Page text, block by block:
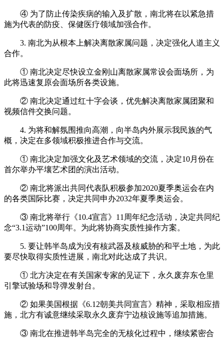
④ 为了防止传染疾病的输入及扩散，南北将在以紧急措
施为代表的防疫、保健医疗领域加强合作。
3. 南北为从根本上解决离散家属问题，决定强化人道主义
合作。
① 南北决定尽快设立金刚山离散家属常设会面场所，为
此将迅速复原会面场所各类设施。
② 南北决定通过红十字会谈，优先解决离散家属团聚和
视频信件交换问题。
4. 为将和解氛围推向高潮，向半岛内外展示我民族的气
概，决定在多领域积极推进合作与交流。
① 南北决定加强文化及艺术领域的交流，决定10月份在
首尔举办平壤艺术团的演出活动。
② 南北将派出共同代表队积极参加2020夏季奥运会在内
的各类国际比赛，决定共同申办2032年夏季奥运会。
③ 南北将举行《10.4宣言》11周年纪念活动，决定共同纪
念“3.1运动”100周年。为此将协商实质性操作方案。
5. 要让韩半岛成为没有核武器及核威胁的和平土地，为此
要尽快取得实质性进展，南北对此达成了共识。
① 北方决定在有关国家专家的见证下，永久废弃东仓里
引擎试验场和导弹发射台。
② 如果美国根据《6.12朝美共同宣言》精神，采取相应措
施，北方有诚意继续采取永久废弃宁边核设施等追加措施。
③ 南北在推进韩半岛完全的无核化过程中，继续紧密合